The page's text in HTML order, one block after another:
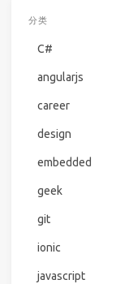
分类
C#
angularjs
career
design
embedded
geek
git
ionic
javascript